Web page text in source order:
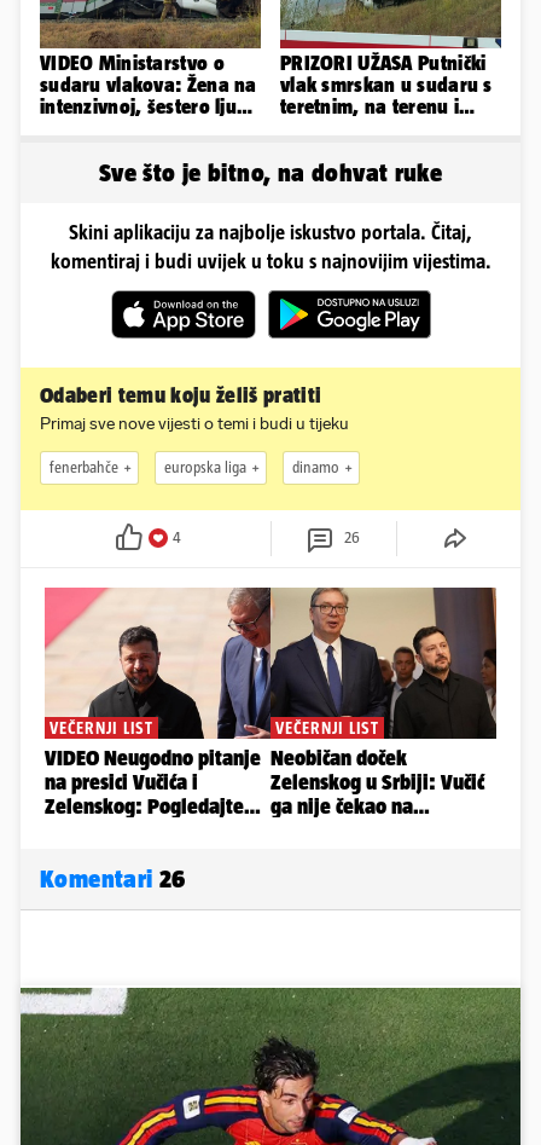
VIDEO Ministarstvo o
sudaru vlakova: Žena na
intenzivnoj, šestero ljudi
PRIZORI UŽASA Putnički
vlak smrskan u sudaru s
teretnim, na terenu i
Sve što je bitno, na dohvat ruke
Skini aplikaciju za najbolje iskustvo portala. Čitaj,
komentiraj i budi uvijek u toku s najnovijim vijestima.
Odaberi temu koju želiš pratiti
Primaj sve nove vijesti o temi i budi u tijeku
fenerbahče europska liga dinamo
4 26
Komentari 26